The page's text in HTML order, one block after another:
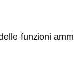
funzioni